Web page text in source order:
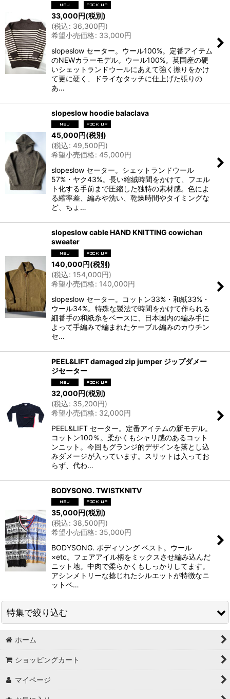
33,000円(税別)
(税込: 36,300円)
希望小売価格: 33,000円
slopeslow セーター。ウール100%。定番アイテム
のNEWカラーモデル。ウール100%。英国産の硬
いシェットランドウールにあえて強く撚りをかけ
て更に硬く、ドライなタッチに仕上げた張りの
あ…
slopeslow hoodie balaclava
45,000円(税別)
(税込: 49,500円)
希望小売価格: 45,000円
slopeslow セーター。シェットランドウール
57%・ヤク43%。長い縮絨時間をかけて、フエル
ト化する手前まで圧縮した独特の素材感。色によ
る縮率差、編みや洗い、乾燥時間やタイミングな
ど、ちょ…
slopeslow cable HAND KNITTING cowichan
sweater
140,000円(税別)
(税込: 154,000円)
希望小売価格: 140,000円
slopeslow セーター。コットン33%・和紙33%・
ウール34%。特殊な製法で時間をかけて作られる
細番手の和紙糸をベースに、日本国内の編み手に
よって手編みで編まれたケーブル編みのカウチン
セ…
PEEL&LIFT damaged zip jumper ジップダメー
ジセーター
32,000円(税別)
(税込: 35,200円)
希望小売価格: 32,000円
PEEL&LIFT セーター。定番アイテムの新モデル。
コットン100％。柔かくもシャリ感のあるコット
ンニット。今回もグランジ的デザインを落とし込
みダメージが入っています。スリットは入ってお
らず、代わ…
BODYSONG. TWISTKNITV
35,000円(税別)
(税込: 38,500円)
希望小売価格: 35,000円
BODYSONG. ボディソング ベスト。ウール
×etc。フェアアイル柄をミックスさせ編み込んだ
ニット地。中肉で柔らかくもしっかりしてます。
アシンメトリーな捻じれたシルエットが特徴なニ
ットベ…
特集で絞り込む
Tシャツ
シャツ
ニット/セーター
ホーム
ショッピングカート
マイページ